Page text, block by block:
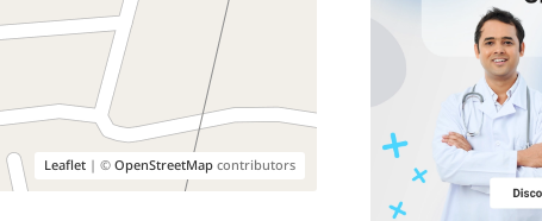
Leaflet| ©OpenStreetMapcontributors